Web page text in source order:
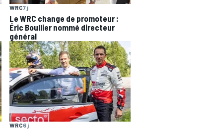
WRC7 j
Le WRC change de promoteur :
Éric Boullier nommé directeur
général
WRC6 j